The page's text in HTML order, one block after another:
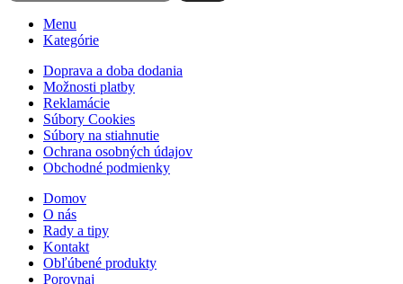
Menu
Kategórie
Doprava a doba dodania
Možnosti platby
Reklamácie
Súbory Cookies
Súbory na stiahnutie
Ochrana osobných údajov
Obchodné podmienky
Domov
O nás
Rady a tipy
Kontakt
Obľúbené produkty
Porovnaj